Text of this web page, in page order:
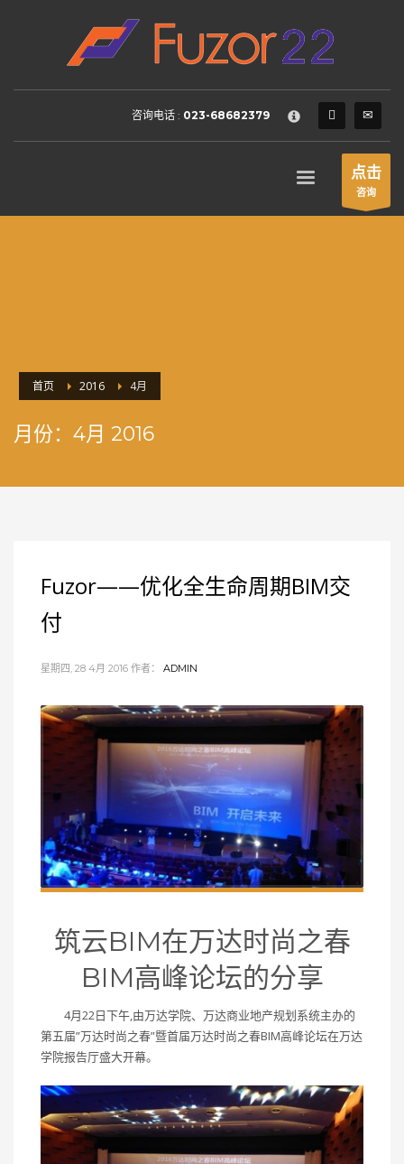
HOW TO SHOP
Login or create new account.
2 Review your order.
FREEshipment
If you still have problems, please let us know, by sending an
SHOWROOM HOURS
咨询电话 : 023-68682379
点击
咨询
首页 2016 4月
月份：4月 2016
Fuzor——优化全生命周期BIM交
付
星期四, 28 4月 2016 作者： ADMIN
筑云BIM在万达时尚之春
BIM高峰论坛的分享
4月22日下午,由万达学院、万达商业地产规划系统主办的
第五届”万达时尚之春”暨首届万达时尚之春BIM高峰论坛在万达
学院报告厅盛大开幕。